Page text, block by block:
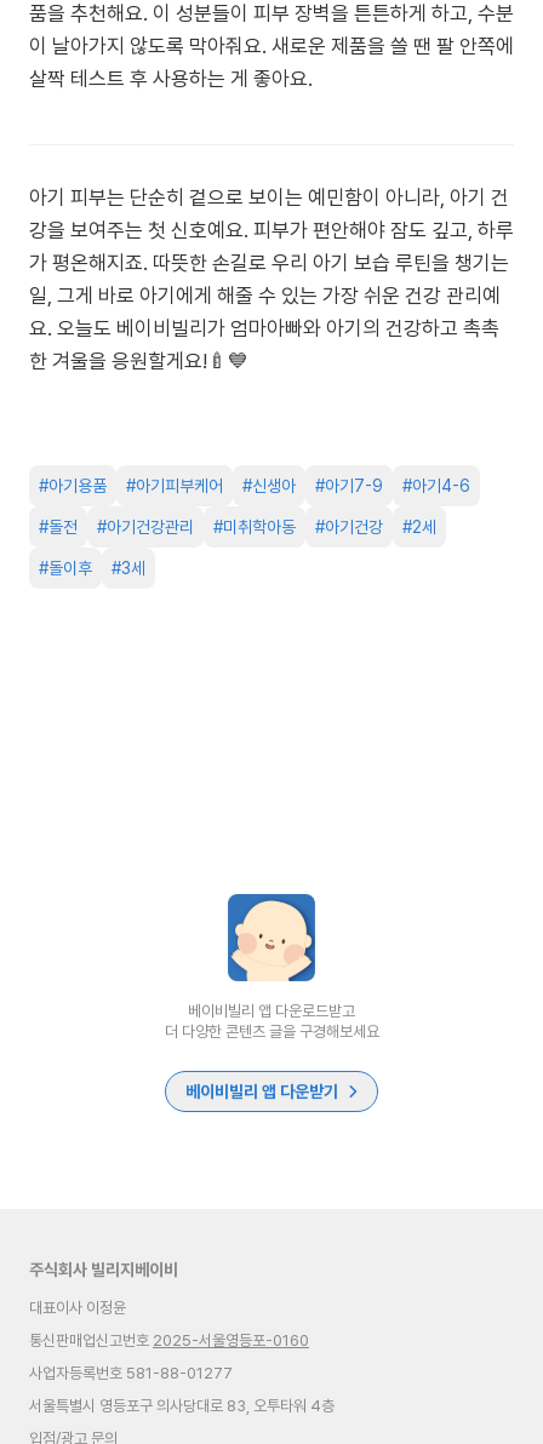
품을 추천해요. 이 성분들이 피부 장벽을 튼튼하게 하고, 수분
이 날아가지 않도록 막아줘요. 새로운 제품을 쓸 땐 팔 안쪽에
살짝 테스트 후 사용하는 게 좋아요.
아기 피부는 단순히 겉으로 보이는 예민함이 아니라, 아기 건
강을 보여주는 첫 신호예요. 피부가 편안해야 잠도 깊고, 하루
가 평온해지죠. 따뜻한 손길로 우리 아기 보습 루틴을 챙기는
일, 그게 바로 아기에게 해줄 수 있는 가장 쉬운 건강 관리예
요. 오늘도 베이비빌리가 엄마아빠와 아기의 건강하고 촉촉
한 겨울을 응원할게요!🍼💙
#아기용품 #아기피부케어 #신생아 #아기7-9 #아기4-6
#돌전 #아기건강관리 #미취학아동 #아기건강 #2세
#돌이후 #3세
베이비빌리 앱 다운로드받고
더 다양한 콘텐츠 글을 구경해보세요
베이비빌리 앱 다운받기
주식회사 빌리지베이비
대표이사 이정윤
통신판매업신고번호 2025-서울영등포-0160
사업자등록번호 581-88-01277
서울특별시 영등포구 의사당대로 83, 오투타워 4층
입점/광고 문의